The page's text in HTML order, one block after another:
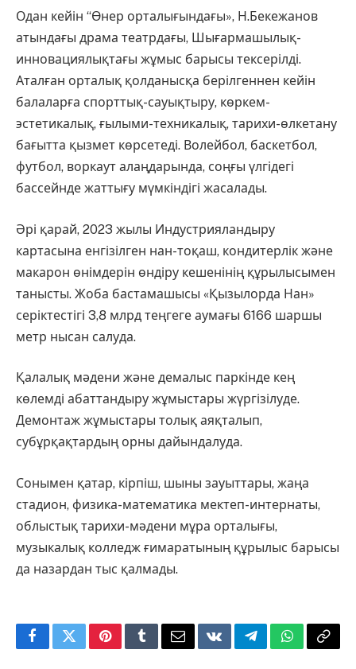
Одан кейін “Өнер орталығындағы», Н.Бекежанов
атындағы драма театрдағы, Шығармашылық-
инновациялықтағы жұмыс барысы тексерілді.
Аталған орталық қолданысқа берілгеннен кейін
балаларға спорттық-сауықтыру, көркем-
эстетикалық, ғылыми-техникалық, тарихи-өлкетану
бағытта қызмет көрсетеді. Волейбол, баскетбол,
футбол, воркаут алаңдарында, соңғы үлгідегі
бассейнде жаттығу мүмкіндігі жасалады.
Әрі қарай, 2023 жылы Индустрияландыру
картасына енгізілген нан-тоқаш, кондитерлік және
макарон өнімдерін өндіру кешенінің құрылысымен
танысты. Жоба бастамашысы «Қызылорда Нан»
серіктестігі 3,8 млрд теңгеге аумағы 6166 шаршы
метр нысан салуда.
Қалалық мәдени және демалыс паркінде кең
көлемді абаттандыру жұмыстары жүргізілуде.
Демонтаж жұмыстары толық аяқталып,
субұрқақтардың орны дайындалуда.
Сонымен қатар, кірпіш, шыны зауыттары, жаңа
стадион, физика-математика мектеп-интернаты,
облыстық тарихи-мәдени мұра орталығы,
музыкалық колледж ғимаратының құрылыс барысы
да назардан тыс қалмады.
FacebookTwitterPinterestTumblrEmailVKontakteTelegramWhatsApp
Copy